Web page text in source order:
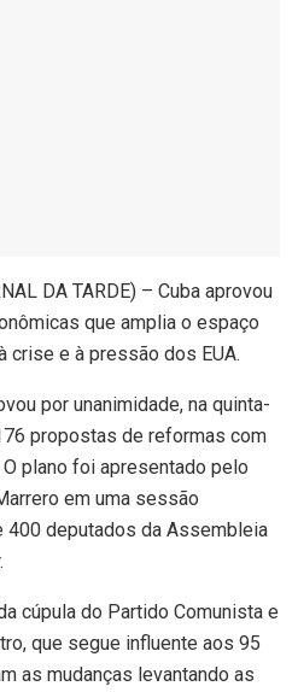
DA TARDE) – Cuba aprovou
que amplia o espaço
crise e à pressão dos EUA.
por unanimidade, na quinta-
propostas de reformas com
plano foi apresentado pelo
em uma sessão
400 deputados da Assembleia
cúpula do Partido Comunista e
que segue influente aos 95
as mudanças levantando as